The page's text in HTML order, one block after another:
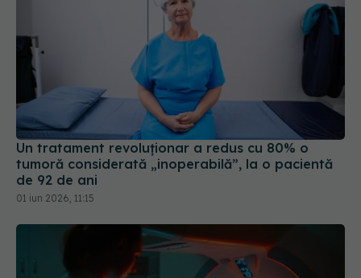
Un tratament revoluționar a redus cu 80% o
tumoră considerată „inoperabilă”, la o pacientă
de 92 de ani
01 iun 2026, 11:15